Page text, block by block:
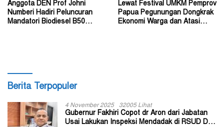
Anggota DEN Prof Johni
Numberi Hadiri Peluncuran
Mandatori Biodiesel B50
Lewat Festival UMKM Pemprov
Papua Pegunungan Dongkrak
Ekonomi Warga dan Atasi
Berita Terpopuler
4 November 2025 32005 Lihat
Gubernur Fakhiri Copot dr Aron dari Jabatan
Usai Lakukan Inspeksi Mendadak di RSUD Dok